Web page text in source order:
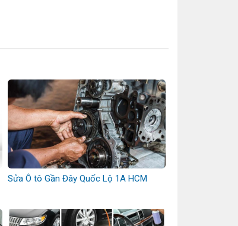
Sửa Ô tô Gần Đây Quốc Lộ 1A HCM